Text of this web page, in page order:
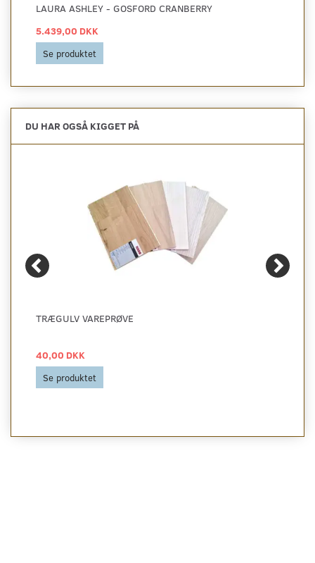
LAURA ASHLEY - GOSFORD CRANBERRY
5.439,00 DKK
Se produktet
DU HAR OGSÅ KIGGET PÅ
TRÆGULV VAREPRØVE
40,00 DKK
Se produktet